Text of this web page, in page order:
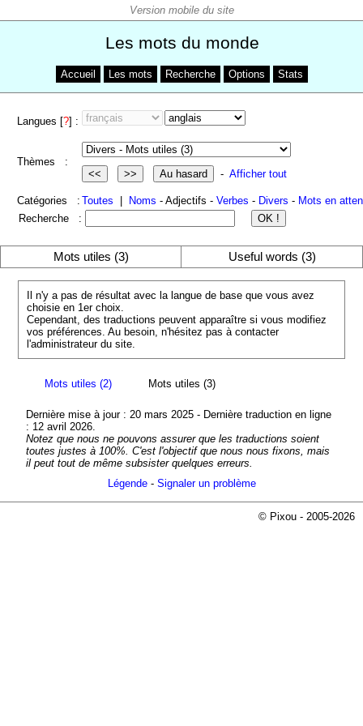
Les mots du monde
Accueil Les mots Recherche Options Stats
Langues [?] :
Thèmes :
- Afficher tout
Catégories : Toutes Noms - Adjectifs - Verbes - Divers - Mots en
Recherche :
Mots utiles (3) Useful words (3)
Il n'y a pas de résultat avec la langue de base que vous avez
choisie en 1er choix.
Cependant, des traductions peuvent apparaître si vous modifiez
vos préférences. Au besoin, n'hésitez pas à contacter
l'administrateur du site.
Mots utiles (2) Mots utiles (3)
Dernière mise à jour : 20 mars 2025 - Dernière traduction en ligne
: 12 avril 2026.
Notez que nous ne pouvons assurer que les traductions soient
toutes justes à 100%. C'est l'objectif que nous nous fixons, mais
il peut tout de même subsister quelques erreurs.
Légende- Signaler un problème
© Pixou - 2005-2026